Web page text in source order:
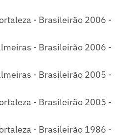
- Brasileirão 2006 -
- Brasileirão 2006 -
- Brasileirão 2005 -
- Brasileirão 2005 -
- Brasileirão 1986 -